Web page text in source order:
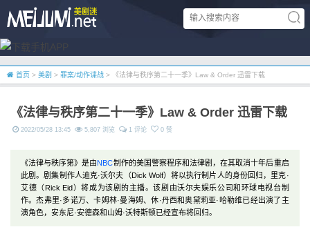
首页 > 美剧 > 罪案/动作谍战 > 《法律与秩序第二十一季》Law & Order 迅雷下载
《法律与秩序第二十一季》Law & Order 迅雷下载
2022/05/28 13:45 5,807 浏览 1 评论 0 赞
《法律与秩序第》是由NBC制作的美国警察程序和法律剧，在其取消十年后重启
此剧。剧集制作人迪克·沃尔夫（Dick Wolf）将以执行制片人的身份回归，里克·
艾德（Rick Eid）将成为该剧的主播。该剧由沃尔夫娱乐公司和环球电视台制
作。杰弗里·多诺万、卡姆林·曼海姆、休·丹西和奥黛莉亚·哈勒维已经出演了主
演角色，安东尼·安德森和山姆·沃特斯顿已经宣布将回归。